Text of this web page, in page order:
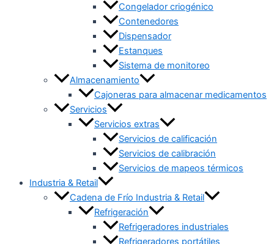
Congelador criogénico
Contenedores
Dispensador
Estanques
Sistema de monitoreo
Almacenamiento
Cajoneras para almacenar medicamentos
Servicios
Servicios extras
Servicios de calificación
Servicios de calibración
Servicios de mapeos térmicos
Industria & Retail
Cadena de Frío Industria & Retail
Refrigeración
Refrigeradores industriales
Refrigeradores portátiles